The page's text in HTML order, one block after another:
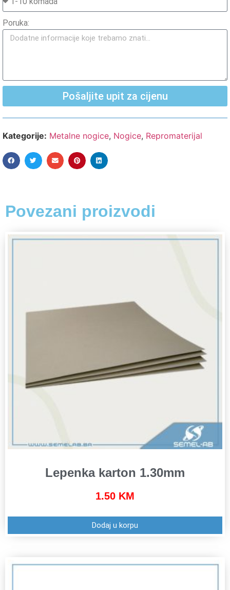
Poruka:
Pošaljite upit za cijenu
Kategorije: Metalne nogice, Nogice, Repromaterijal
Povezani proizvodi
Lepenka karton 1.30mm
1.50 KM
Dodaj u korpu